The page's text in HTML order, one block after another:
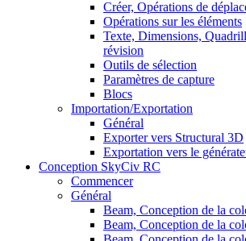
Créer, Opérations de
Opérations sur les éléments
Texte, Dimensions,
révision
Outils de sélection
Paramètres de capture
Blocs
Importation/Exportation
Général
Exporter vers Structural 3D
Exportation vers le
Conception SkyCiv RC
Commencer
Général
Beam, Conception de la
Beam, Conception de la